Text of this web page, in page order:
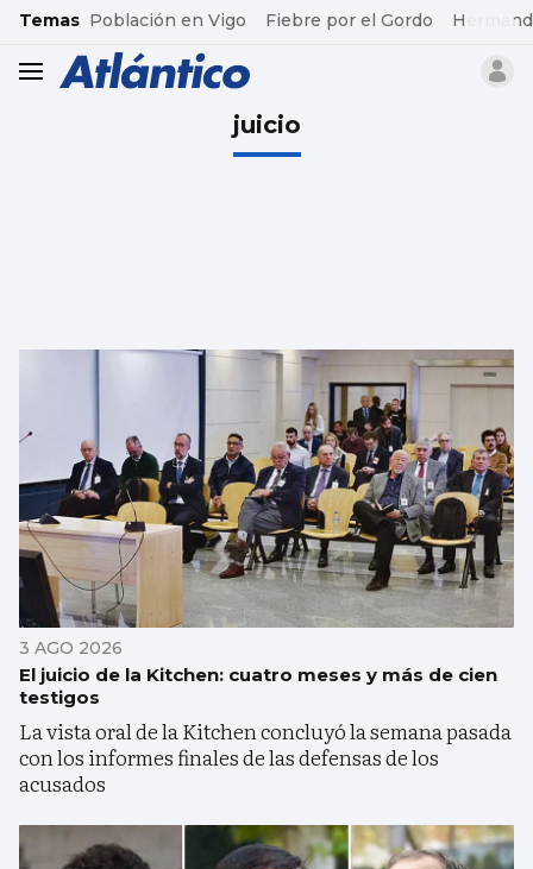
common.go-to-content
Temas Población en Vigo Fiebre por el Gordo
header.menu.open
juicio
3 AGO 2026
El juicio de la Kitchen: cuatro meses y más de cien
testigos
La vista oral de la Kitchen concluyó la semana pasada
con los informes finales de las defensas de los
acusados